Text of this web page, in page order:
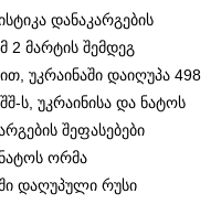
დანაკარგების
2 მარტის შემდეგ
უკრაინაში დაიღუპა 498
ს, უკრაინისა და ნატოს
შეფასებები
ორმა
დაღუპული რუსი